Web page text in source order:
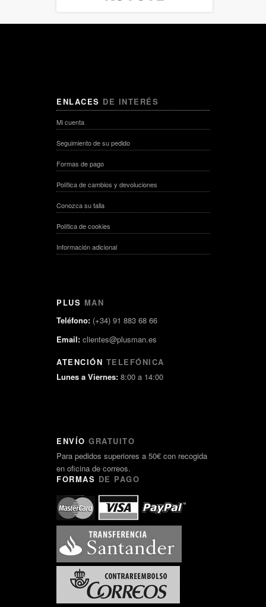
Descuento 50%
ENLACES DE INTERÉS
Mi cuenta
Seguimiento de su pedido
Formas de pago
Política de cambios y devoluciones
Conozca su talla
Política de cookies
Información adicional
PLUS MAN
Teléfono: (+34) 91 883 68 66
Email: clientes@plusman.es
ATENCIÓN TELEFÓNICA
Lunes a Viernes: 8:00 a 14:00
ENVÍO GRATUITO
Para pedidos superiores a 50€ con recogida
en oficina de correos.
FORMAS DE PAGO